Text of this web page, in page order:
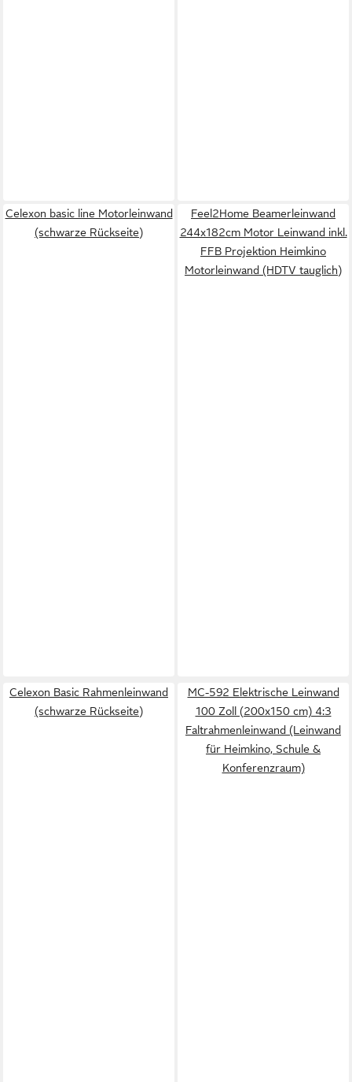
Celexon basic line Motorleinwand
(schwarze Rückseite)
Feel2Home Beamerleinwand
244x182cm Motor Leinwand inkl.
FFB Projektion Heimkino
Motorleinwand (HDTV tauglich)
Celexon Basic Rahmenleinwand
(schwarze Rückseite)
MC-592 Elektrische Leinwand
100 Zoll (200x150 cm) 4:3
Faltrahmenleinwand (Leinwand
für Heimkino, Schule &
Konferenzraum)